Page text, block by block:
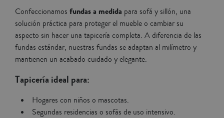
Confeccionamos fundas a medida para sofá y sillón, una
solución práctica para proteger el mueble o cambiar su
aspecto sin hacer una tapicería completa. A diferencia de las
fundas estándar, nuestras fundas se adaptan al milímetro y
mantienen un acabado cuidado y elegante.
Tapicería ideal para:
Hogares con niños o mascotas.
Segundas residencias o sofás de uso intensivo.